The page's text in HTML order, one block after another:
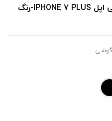
قاب شفاف محافظ لنزدار کشویی اپل IPHONE 7 PLUS-رنگ